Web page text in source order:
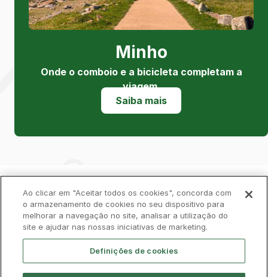
Minho
Onde o comboio e a bicicleta completam a
viagem.
Saiba mais
Política de Privacidade Livro de Reclamações
Cookies Aviso Legal Acessibilidade
Ao clicar em "Aceitar todos os cookies", concorda com
o armazenamento de cookies no seu dispositivo para
melhorar a navegação no site, analisar a utilização do
site e ajudar nas nossas iniciativas de marketing.
Definições de cookies